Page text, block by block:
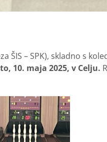
ŠIS – SPK), skladno s
10. maja 2025, v Celju.